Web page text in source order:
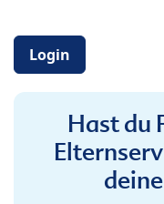
Login
Hast du